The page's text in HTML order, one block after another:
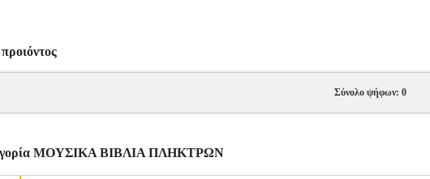
Σύνολο ψήφων: 0
ΜΟΥΣΙΚΑ ΒΙΒΛΙΑ ΠΛΗΚΤΡΩΝ